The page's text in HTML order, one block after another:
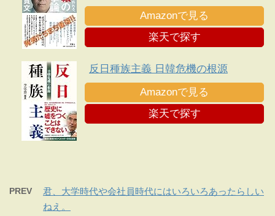
Amazonで見る
楽天で探す
反日種族主義 日韓危機の根源
Amazonで見る
楽天で探す
PREV
君、大学時代や会社員時代にはいろいろあったらしい
ねえ。